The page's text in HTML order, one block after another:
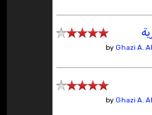
by Ghazi A.
by Ghazi A.